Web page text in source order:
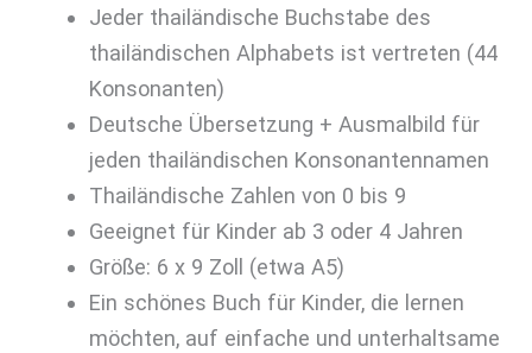
Jeder thailändische Buchstabe des
thailändischen Alphabets ist vertreten (44
Konsonanten)
Deutsche Übersetzung + Ausmalbild für
jeden thailändischen Konsonantennamen
Thailändische Zahlen von 0 bis 9
Geeignet für Kinder ab 3 oder 4 Jahren
Größe: 6 x 9 Zoll (etwa A5)
Ein schönes Buch für Kinder, die lernen
möchten, auf einfache und unterhaltsame